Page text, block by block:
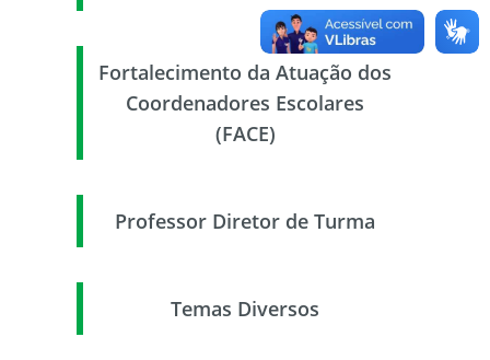
Fortalecimento da Atuação dos
Coordenadores Escolares
(FACE)
Professor Diretor de Turma
Temas Diversos